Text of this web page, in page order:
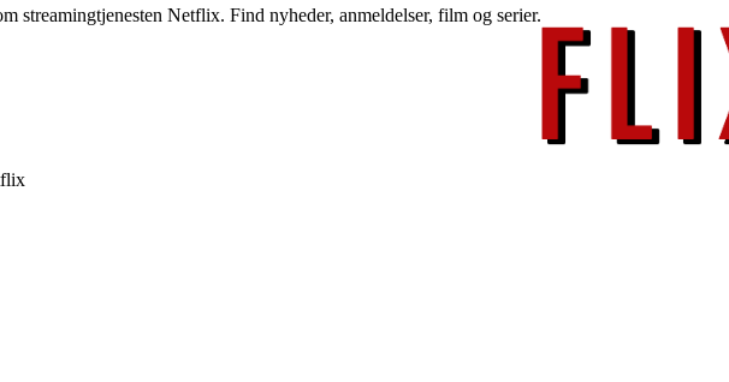
streamingtjenesten Netflix. Find nyheder, anmeldelser, film og serier.